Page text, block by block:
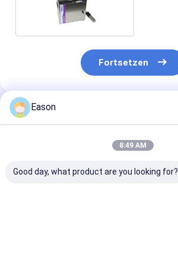
Fortsetzen
Empfohlene Produkte
Eason
8:49 AM
Good day, what product are you looking for?